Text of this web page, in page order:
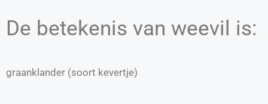
De betekenis van weevil is:
graanklander (soort kevertje)